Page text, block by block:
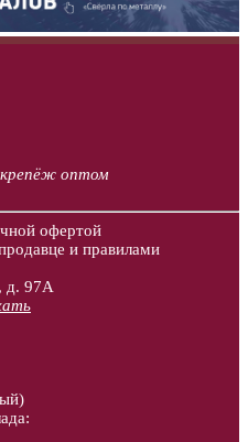
оптом
офертой
и правилами
д. 97А